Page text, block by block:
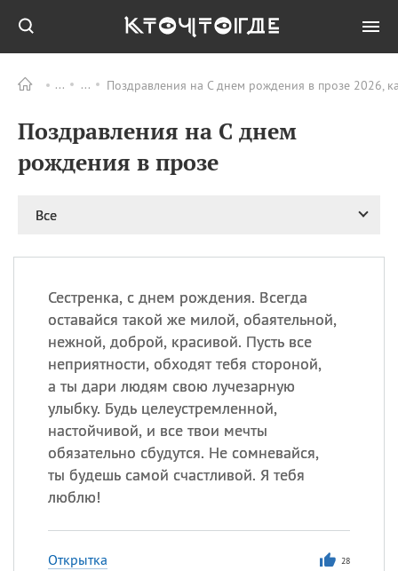
Поздравления на C днем рождения в прозе 2026,
Поздравления на C днем
рождения в прозе
Все
Сестренка, с днем рождения. Всегда
оставайся такой же милой, обаятельной,
нежной, доброй, красивой. Пусть все
неприятности, обходят тебя стороной,
а ты дари людям свою лучезарную
улыбку. Будь целеустремленной,
настойчивой, и все твои мечты
обязательно сбудутся. Не сомневайся,
ты будешь самой счастливой. Я тебя
люблю!
Открытка 28
ПРАЗДНИКИ Все
06.08
Преображение
Господне у западных
Романа и Давида
День ассирийских
мучеников
Национальный день
маяка
07.08
Годовщина битвы при
Бояка
ИМЕНА
Сегодня празднуют именины